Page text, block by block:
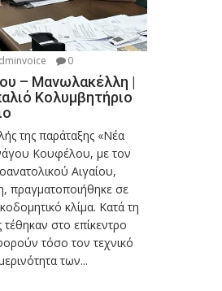
0
– Μανωλακέλλη |
Κολυμβητήριο
της παράταξης «Νέα
Κουφέλου, με τον
Αιγαίου,
πραγματοποιήθηκε σε
κλίμα. Κατά τη
τέθηκαν στο επίκεντρο
τόσο τον τεχνικό
των...